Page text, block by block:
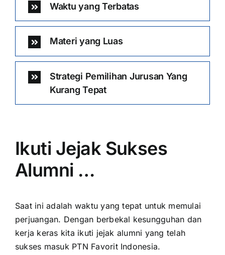
Waktu yang Terbatas
Materi yang Luas
Strategi Pemilihan Jurusan Yang
Kurang Tepat
Ikuti Jejak Sukses
Alumni …
Saat ini adalah waktu yang tepat untuk memulai
perjuangan. Dengan berbekal kesungguhan dan
kerja keras kita ikuti jejak alumni yang telah
sukses masuk PTN Favorit Indonesia.